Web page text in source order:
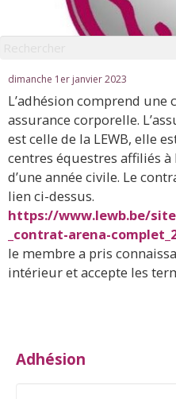
Mon compte
Panier
Contact
dimanche 1er janvier 2023
L’adhésion comprend une
assurance corporelle.
est celle de la LEWB, elle
centres équestres affiliés à
d’une année civile. Le
lien ci-dessus.
https://www.lewb.be/
_contrat-arena-
le membre a pris
intérieur et accepte les
Adhésion